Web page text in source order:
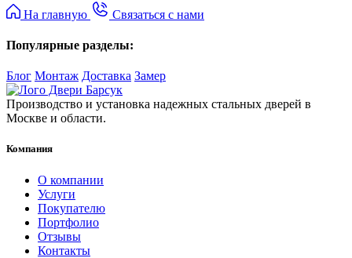
На главную
Связаться с нами
Популярные разделы:
Блог Монтаж Доставка Замер
Производство и установка надежных стальных дверей в
Москве и области.
Компания
О компании
Услуги
Покупателю
Портфолио
Отзывы
Контакты